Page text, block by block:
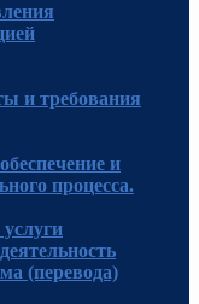
и требования
и
процесса.
(перевода)